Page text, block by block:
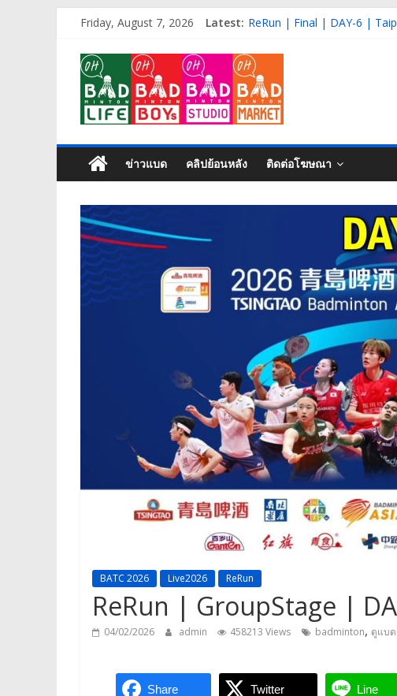
content
Friday, August 7, 2026 Latest: ReRun | Qual+R32 | DAY-1
Live | QF | DAY-4 | Korea
ReRun | R16 | DAY-3 |
ReRun | R32 | DAY-2 |
OH
BAD
Life
isn’t
just
a
game,
It’s
my
ข่าวแบด คลิปย้อนหลัง ติดต่อโฆษณา
BATC 2026 Live2026 ReRun
ReRun | GroupStage |
04/02/2026 admin 458213 Views badminton, ดูแบ
Share Twitter Line